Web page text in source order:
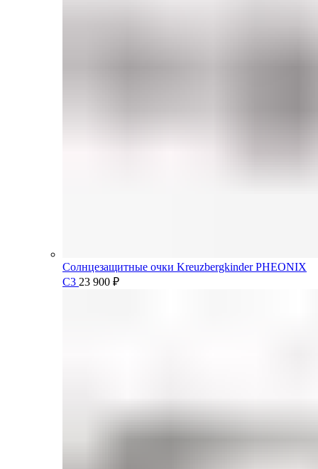
Солнцезащитные очки Kreuzbergkinder PHEONIX
C3 23 900 ₽